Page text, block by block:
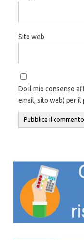
Sito web
Do il mio consenso
email, sito web) per il